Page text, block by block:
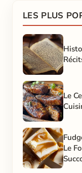
LES PLUS
Le
Le